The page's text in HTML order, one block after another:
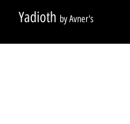
Yadioth by Avner's